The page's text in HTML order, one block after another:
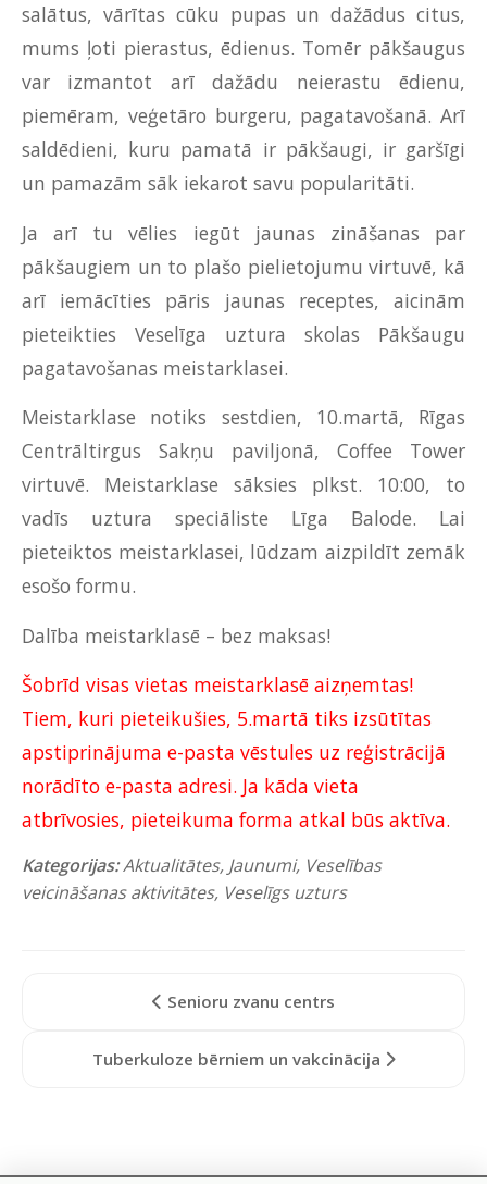
salātus, vārītas cūku pupas un dažādus citus,
mums ļoti pierastus, ēdienus. Tomēr pākšaugus
var izmantot arī dažādu neierastu ēdienu,
piemēram, veģetāro burgeru, pagatavošanā. Arī
saldēdieni, kuru pamatā ir pākšaugi, ir garšīgi
un pamazām sāk iekarot savu popularitāti.
Ja arī tu vēlies iegūt jaunas zināšanas par
pākšaugiem un to plašo pielietojumu virtuvē, kā
arī iemācīties pāris jaunas receptes, aicinām
pieteikties Veselīga uztura skolas Pākšaugu
pagatavošanas meistarklasei.
Meistarklase notiks sestdien, 10.martā, Rīgas
Centrāltirgus Sakņu paviljonā, Coffee Tower
virtuvē. Meistarklase sāksies plkst. 10:00, to
vadīs uztura speciāliste Līga Balode. Lai
pieteiktos meistarklasei, lūdzam aizpildīt zemāk
esošo formu.
Dalība meistarklasē – bez maksas!
Šobrīd visas vietas meistarklasē aizņemtas!
Tiem, kuri pieteikušies, 5.martā tiks izsūtītas
apstiprinājuma e-pasta vēstules uz reģistrācijā
norādīto e-pasta adresi. Ja kāda vieta
atbrīvosies, pieteikuma forma atkal būs aktīva.
Kategorijas:Aktualitātes, Jaunumi, Veselības
veicināšanas aktivitātes, Veselīgs uzturs
Senioru zvanu centrs
Tuberkuloze bērniem un vakcinācija